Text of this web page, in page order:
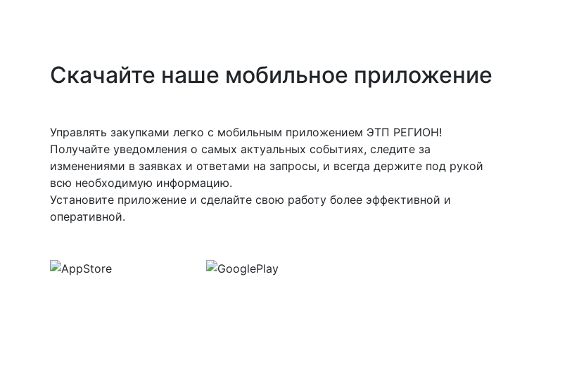
Скачайте наше мобильное приложение
Управлять закупками легко с мобильным приложением ЭТП РЕГИОН!
Получайте уведомления о самых актуальных событиях, следите за
изменениями в заявках и ответами на запросы, и всегда держите под рукой
всю необходимую информацию.
Установите приложение и сделайте свою работу более эффективной и
оперативной.